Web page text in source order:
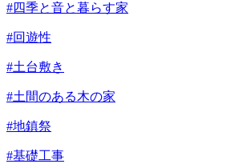
#四季と音と暮らす家
#回遊性
#土台敷き
#土間のある木の家
#地鎮祭
#基礎工事